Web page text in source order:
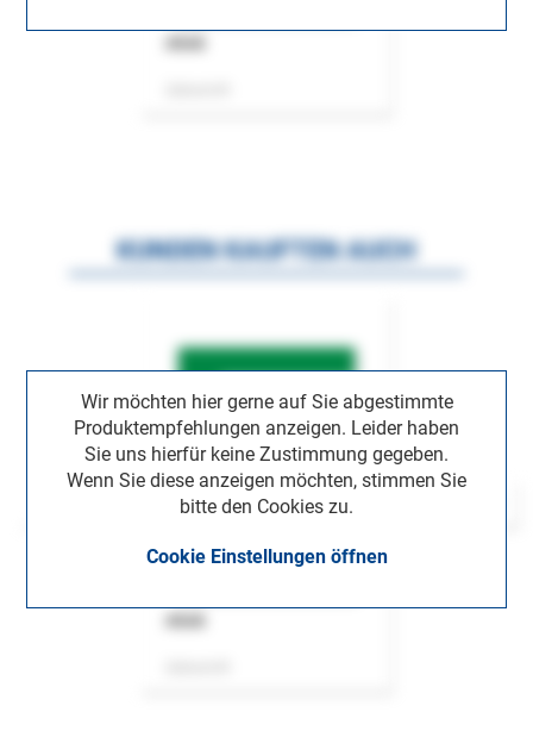
Wir möchten hier gerne auf Sie abgestimmte
Produktempfehlungen anzeigen. Leider haben
Sie uns hierfür keine Zustimmung gegeben.
Wenn Sie diese anzeigen möchten, stimmen Sie
bitte den Cookies zu.
Cookie Einstellungen öffnen
KUNDEN KAUFTEN AUCH